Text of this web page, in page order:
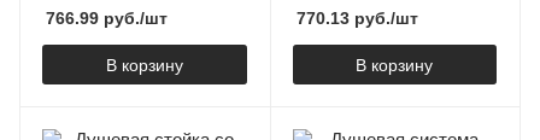
766.99 руб./шт
В корзину
770.13руб./шт
В корзину